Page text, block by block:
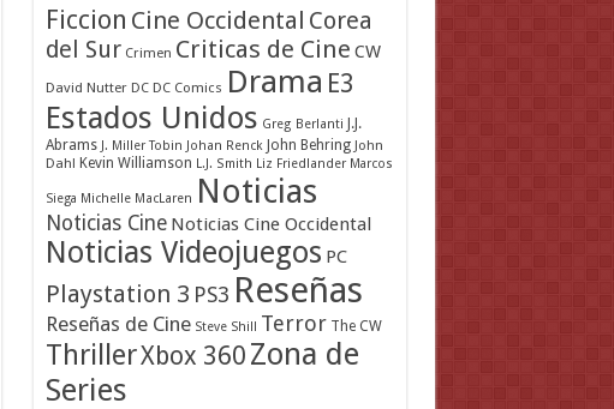
Ficcion Cine Occidental Corea
del Sur Crimen Criticas de Cine CW
David Nutter DC DC Comics Drama E3
Estados Unidos Greg Berlanti
J.J.
Abrams J. Miller Tobin Johan Renck John Behring John
Dahl Kevin Williamson L.J. Smith Liz Friedlander Marcos
Siega Michelle MacLaren Noticias
Noticias Cine Noticias Cine Occidental
Noticias Videojuegos PC
Playstation 3 PS3 Reseñas
Reseñas de Cine Steve Shill Terror The CW
ThrillerXbox 360 Zona de
Series